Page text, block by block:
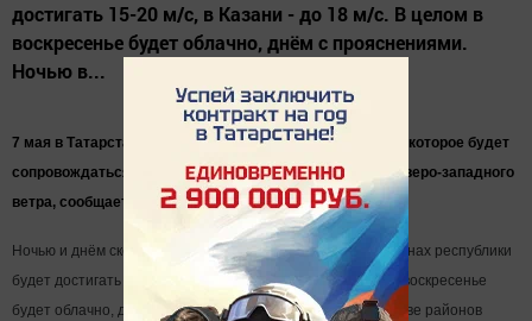
достигать 15-20 м/с, в Казани - до 18 м/с. В целом в
воскресенье будет облачно, днём с прояснениями.
Ночью в...
7 мая в Татарстане прогнозируется ухудшение погоды, которое будет
сопровождаться серьёзным усилением западного и северо-западного
ветра, сообщает Гидрометцентр РТ.
Ночью и днём скорость ветра порывами в некоторых районах республики
будет достигать 15-20 м/с, в Казани - до 18 м/с. В целом в воскресенье
будет облачно, днём с прояснениями. Ночью в большинстве районов